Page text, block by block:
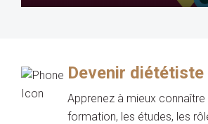
Devenir diététiste
Apprenez à mieux connaître
formation, les études, les